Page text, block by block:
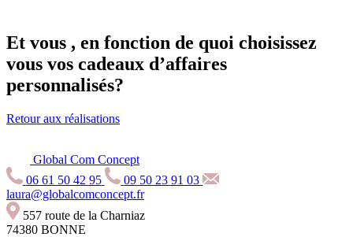
Et vous , en fonction de quoi choisissez
vous vos cadeaux d’affaires
personnalisés?
Retour aux réalisations
Global Com Concept
06 61 50 42 95
09 50 23 91 03
laura@globalcomconcept.fr
557 route de la Charniaz
74380 BONNE